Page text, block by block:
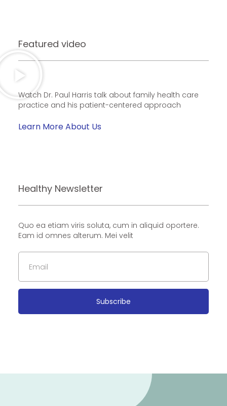
Featured video
Watch Dr. Paul Harris talk about family health care
practice and his patient-centered approach
Learn More About Us
Healthy Newsletter
Quo ea etiam viris soluta, cum in aliquid oportere.
Eam id omnes alterum. Mei velit
Subscribe